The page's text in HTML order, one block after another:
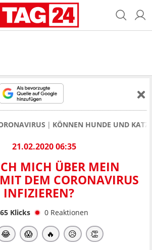
KÖNNEN HUNDE UND
21.02.2020 06:35
MICH ÜBER MEIN
DEM CORONAVIRUS
INFIZIEREN?
Klicks 0 Reaktionen
😂 😱 🔥 😥 👏